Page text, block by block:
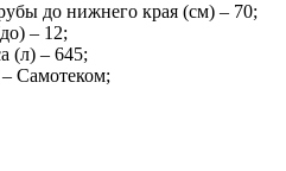
до нижнего края (см) – 70;
– 12;
(л) – 645;
Самотеком;